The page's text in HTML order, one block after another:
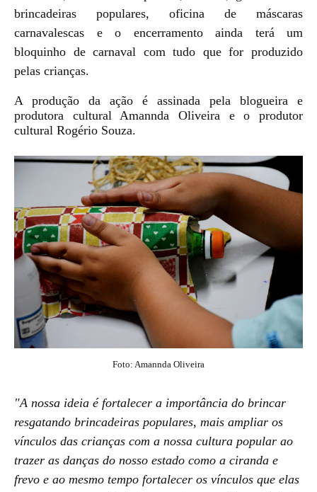
brincadeiras populares, oficina de máscaras
carnavalescas e o encerramento ainda terá um
bloquinho de carnaval com tudo que for produzido
pelas crianças.
A produção da ação é assinada pela blogueira e
produtora cultural Amannda Oliveira e o produtor
cultural Rogério Souza.
Foto: Amannda Oliveira
"A nossa ideia é fortalecer a importância do brincar
resgatando brincadeiras populares, mais ampliar os
vínculos das crianças com a nossa cultura popular ao
trazer as danças do nosso estado como a ciranda e
frevo e ao mesmo tempo fortalecer os vínculos que elas